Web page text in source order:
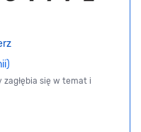
się w temat i